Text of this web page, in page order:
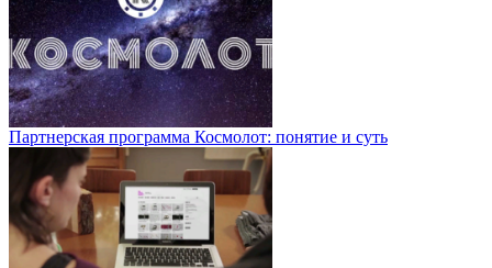
Партнерская программа Космолот: понятие и суть